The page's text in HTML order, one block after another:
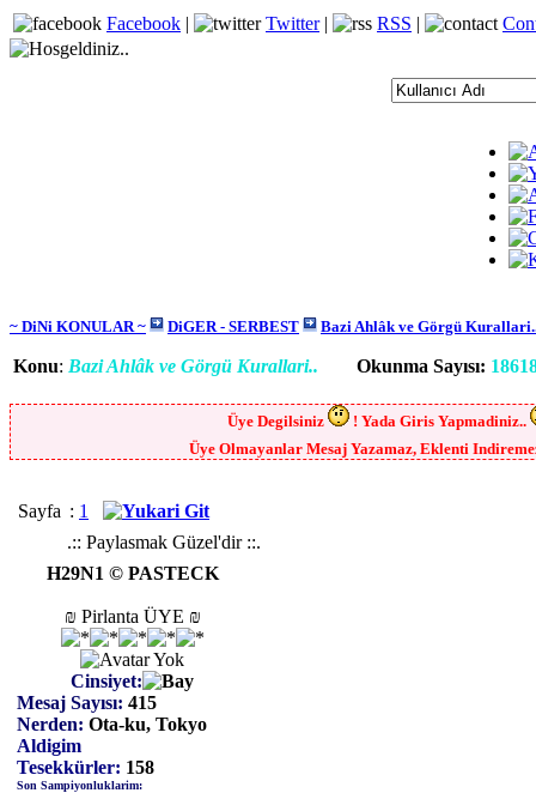
Facebook | Twitter| RSS |
~ DiNi KONULAR ~ DiGER - SERBEST Bazi Ahlâk ve Görgü
Konu: Bazi Ahlâk ve Görgü Kurallari.. Okunma Sayısı:
Üye Degilsiniz
! Yada Giris Yapmadiniz..
Üye Olmayanlar Mesaj Yazamaz, Eklenti
Sayfa : 1
.:: Paylasmak Güzel'dir ::.
H29N1 © PASTECK
₪ Pirlanta ÜYE ₪
Cinsiyet:
Mesaj Sayısı: 415
Nerden: Ota-ku, Tokyo
Aldigim
Tesekkürler: 158
Son Sampiyonluklarim: